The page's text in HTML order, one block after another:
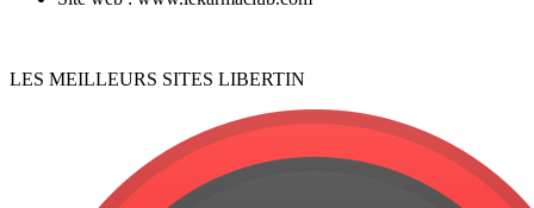
LES MEILLEURS SITES LIBERTIN